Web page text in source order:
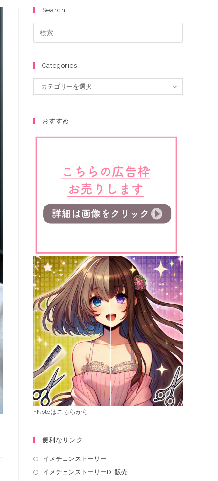
Search
Categories
カテゴリーを選択
おすすめ
↑Noteはこちらから
便利なリンク
イメチェンストーリー
イメチェンストーリーDL販売